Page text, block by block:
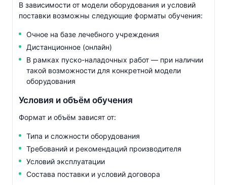
В зависимости от модели оборудования и условий
поставки возможны следующие форматы обучения:
Очное на базе лечебного учреждения
Дистанционное (онлайн)
В рамках пуско-наладочных работ — при наличии
такой возможности для конкретной модели
оборудования
Условия и объём обучения
Формат и объём зависят от:
Типа и сложности оборудования
Требований и рекомендаций производителя
Условий эксплуатации
Состава поставки и условий договора